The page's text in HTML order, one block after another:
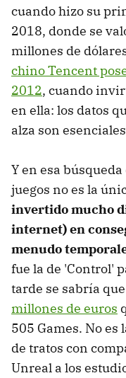
cuando hizo su
2018, donde se
millones de
chino Tencent
2012, cuando
en ella: los datos
alza son
Y en esa
juegos no es la
invertido mucho
internet) en
menudo
fue la de 'Control'
tarde se sabría que
millones de euros
505 Games. No
de tratos con
Unreal a los